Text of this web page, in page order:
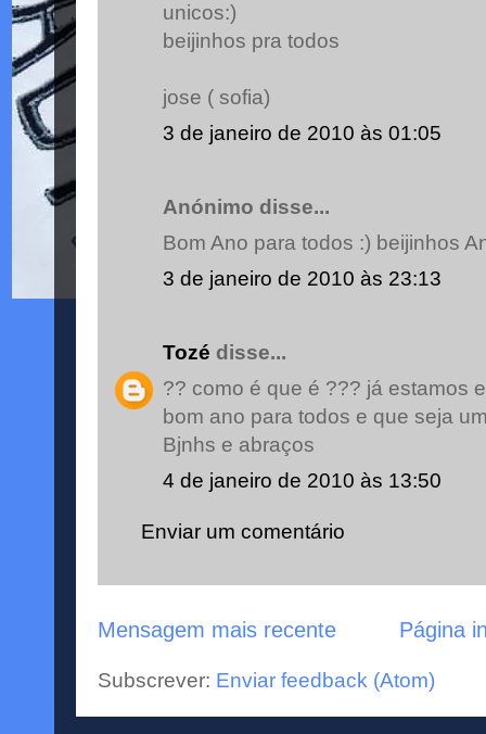
unicos:)
beijinhos pra todos
jose ( sofia)
3 de janeiro de 2010 às 01:05
Anónimo disse...
Bom Ano para todos :) beijinhos
3 de janeiro de 2010 às 23:13
Tozé disse...
?? como é que é ??? já estamos
bom ano para todos e que seja
Bjnhs e abraços
4 de janeiro de 2010 às 13:50
Enviar um comentário
Mensagem mais recente Página
Subscrever: Enviar feedback (Atom)